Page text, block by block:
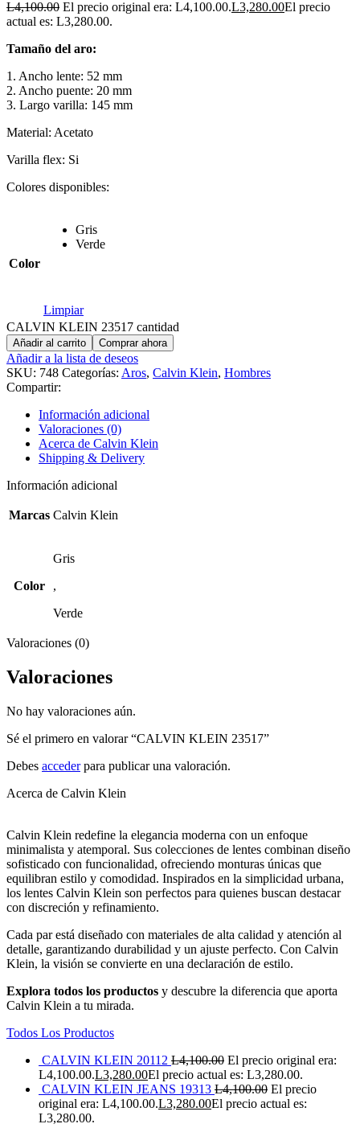
L4,100.00 El precio original era: L4,100.00.L3,280.00El precio
actual es: L3,280.00.
Tamaño del aro:
1. Ancho lente: 52 mm
2. Ancho puente: 20 mm
3. Largo varilla: 145 mm
Material: Acetato
Varilla flex: Si
Colores disponibles:
Color
Gris
Verde
Limpiar
CALVIN KLEIN 23517 cantidad
Añadir al carrito Comprar ahora
Añadir a la lista de deseos
SKU: 748 Categorías: Aros, Calvin Klein, Hombres
Compartir:
Información adicional
Valoraciones (0)
Acerca de Calvin Klein
Shipping & Delivery
Información adicional
Marcas Calvin Klein
Color
Gris
,
Verde
Valoraciones (0)
Valoraciones
No hay valoraciones aún.
Sé el primero en valorar “CALVIN KLEIN 23517”
Debes accederpara publicar una valoración.
Acerca de Calvin Klein
Calvin Klein redefine la elegancia moderna con un enfoque
minimalista y atemporal. Sus colecciones de lentes combinan diseño
sofisticado con funcionalidad, ofreciendo monturas únicas que
equilibran estilo y comodidad. Inspirados en la simplicidad urbana,
los lentes Calvin Klein son perfectos para quienes buscan destacar
con discreción y refinamiento.
Cada par está diseñado con materiales de alta calidad y atención al
detalle, garantizando durabilidad y un ajuste perfecto. Con Calvin
Klein, la visión se convierte en una declaración de estilo.
Explora todos los productos y descubre la diferencia que aporta
Calvin Klein a tu mirada.
Todos Los Productos
CALVIN KLEIN 20112 L4,100.00 El precio original era:
L4,100.00.L3,280.00El precio actual es: L3,280.00.
CALVIN KLEIN JEANS 19313 L4,100.00 El precio
original era: L4,100.00.L3,280.00El precio actual es:
L3,280.00.